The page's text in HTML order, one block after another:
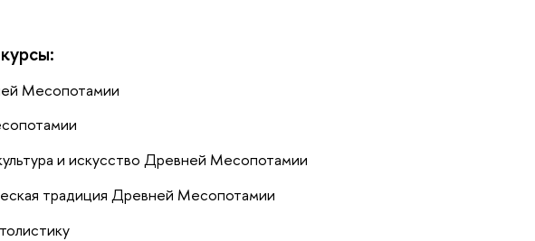
Месопотамии
и искусство Древней Месопотамии
традиция Древней Месопотамии